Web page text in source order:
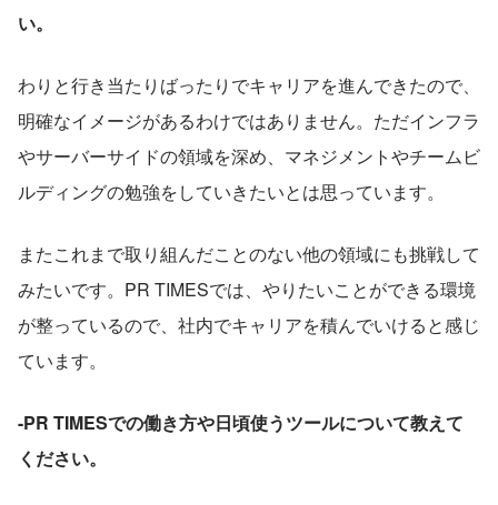
い。
わりと行き当たりばったりでキャリアを進んできたので、
明確なイメージがあるわけではありません。ただインフラ
やサーバーサイドの領域を深め、マネジメントやチームビ
ルディングの勉強をしていきたいとは思っています。
またこれまで取り組んだことのない他の領域にも挑戦して
みたいです。PR TIMESでは、やりたいことができる環境
が整っているので、社内でキャリアを積んでいけると感じ
ています。
-PR TIMESでの働き方や日頃使うツールについて教えて
ください。